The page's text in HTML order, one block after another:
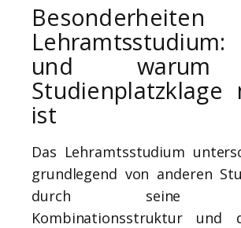
und warum
Studienplatzklage
ist
Das Lehramtsstudium
grundlegend von anderen
durch seine
Kombinationsstruktur und